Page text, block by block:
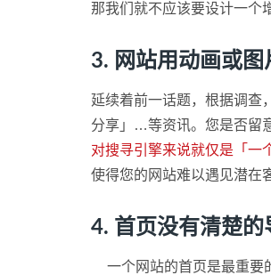
那我们就不应该要设计一个
3. 网站用动画或
延续着前一话题，根据调查
分享」…等资讯。您是否留
对搜寻引擎来说就仅是「一
使得您的网站难以遇见潜在
4. 首页没有清楚
一个网站的首页是最重要